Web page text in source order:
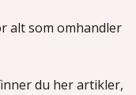
alt som omhandler
du her artikler,